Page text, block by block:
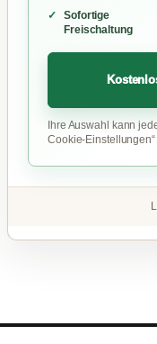
Sofortige
Freischaltung
Ihre Auswahl kann
Cookie-